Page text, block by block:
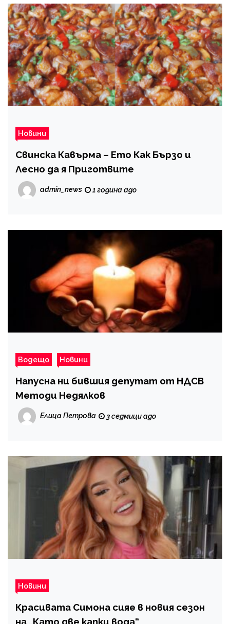
Новини
Свинска Кавърма – Ето Как Бързо и
Лесно да я Приготвите
admin_news 1 година ago
Водещо Новини
Напусна ни бившия депутат от НДСВ
Методи Недялков
Елица Петрова 3 седмици ago
Новини
Красивата Симона сияе в новия сезон
на „Като две капки вода“